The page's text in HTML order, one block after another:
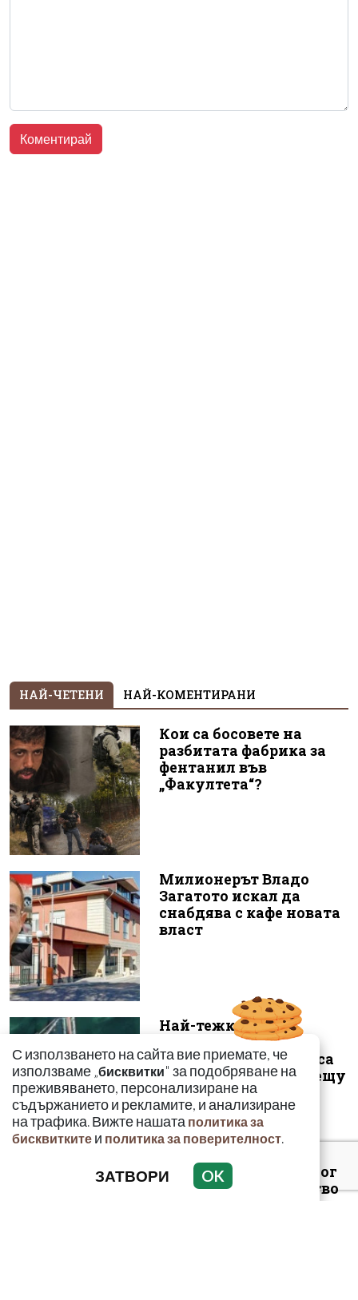
НАЙ-ЧЕТЕНИ НАЙ-КОМЕНТИРАНИ
Кои са босовете на
разбитата фабрика за
фентанил във
„Факултета“?
Милионерът Владо
Загатото искал да
снабдява с кафе новата
власт
Най-тежко
въоръжените
подводници в света са
покрити с мрежи срещу
дрон...
Криминален психолог
за жестокото убийство
С използването на сайта вие приемате, че
използваме „бисквитки" за подобряване на
преживяването, персонализиране на
съдържанието и рекламите, и анализиране
на трафика. Вижте нашата политика за
бисквитките и политика за поверителност.
ЗАТВОРИ OK